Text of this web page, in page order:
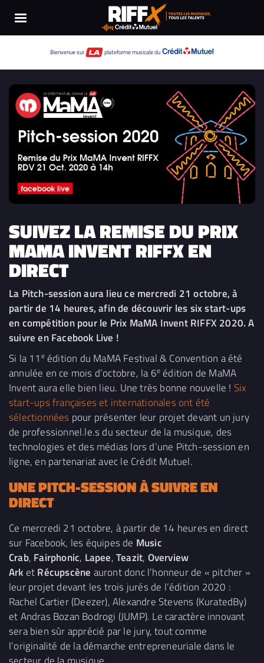
Bienvenue sur plateforme musicale du
SUIVEZ LA REMISE DU PRIX
MAMA INVENT RIFFX EN
DIRECT
La Pitch-session aura lieu ce mercredi 21 octobre, à
partir de 14 heures, afin de découvrir les six start-ups
en compétition pour le Prix MaMA Invent RIFFX 2020. A
suivre en Facebook Live !
Si la 11 eédition du MaMA Festival & Convention a été
annulée en ce mois d’octobre, la 6e édition de MaMA
Invent aura elle bien lieu. Une très bonne nouvelle ! Six
start-ups françaises et internationales ont été
sélectionnées pour présenter leur projet devant un jury
de professionnel.le.s du secteur de la musique, des
technologies et des médias lors d’une Pitch-session en
ligne, en partenariat avec le Crédit Mutuel.
UNE PITCH-SESSION À SUIVRE EN
DIRECT
Ce mercredi 21 octobre, à partir de 14 heures en direct
sur Facebook, les équipes de Music
Crab, Fairphonic, Lapee,Teazit, Overview
Ark et Récupscène auront donc l’honneur de « pitcher »
leur projet devant les trois jurés de l’édition 2020 :
Rachel Cartier (Deezer), Alexandre Stevens (KuratedBy)
et Andras Bozan Bodrogi (JUMP). Le caractère innovant
sera bien sûr apprécié par le jury, tout comme
l’originalité de la démarche entrepreneuriale dans le